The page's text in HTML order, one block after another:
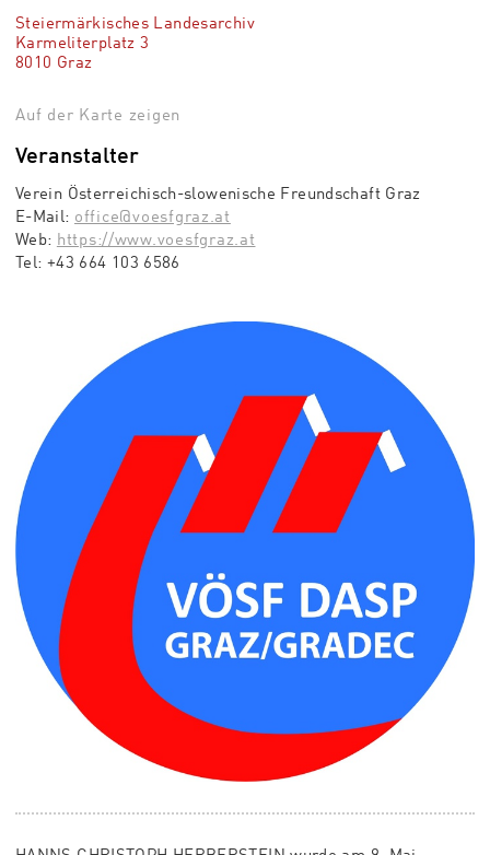
Steiermärkisches Landesarchiv
Karmeliterplatz 3
8010 Graz
Auf der Karte zeigen
Veranstalter
Verein Österreichisch-slowenische Freundschaft Graz
E-Mail: office@voesfgraz.at
Web: https://www.voesfgraz.at
Tel: +43 664 103 6586